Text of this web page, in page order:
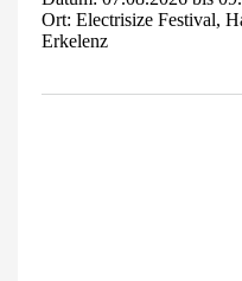
Ort: Electrisize Festival,
Erkelenz